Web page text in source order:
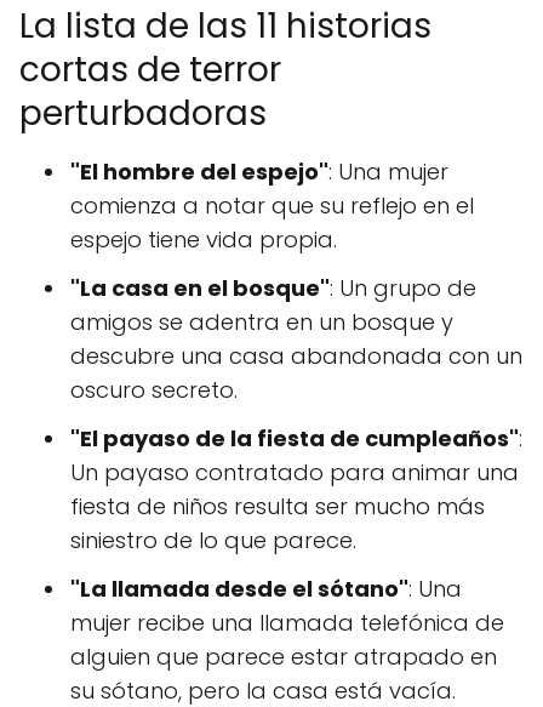
La lista de las 11 historias
cortas de terror
perturbadoras
"El hombre del espejo": Una mujer
comienza a notar que su reflejo en el
espejo tiene vida propia.
"La casa en el bosque": Un grupo de
amigos se adentra en un bosque y
descubre una casa abandonada con un
oscuro secreto.
"El payaso de la fiesta de cumpleaños":
Un payaso contratado para animar una
fiesta de niños resulta ser mucho más
siniestro de lo que parece.
"La llamada desde el sótano": Una
mujer recibe una llamada telefónica de
alguien que parece estar atrapado en
su sótano, pero la casa está vacía.